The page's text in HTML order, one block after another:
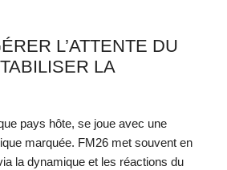
L’ATTENTE DU
LA
pays hôte, se joue avec une
marquée. FM26 met souvent en
la dynamique et les réactions du